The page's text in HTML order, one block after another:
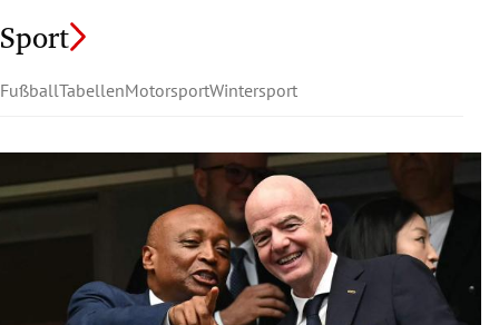
Sport
FußballTabellenMotorsportWintersport